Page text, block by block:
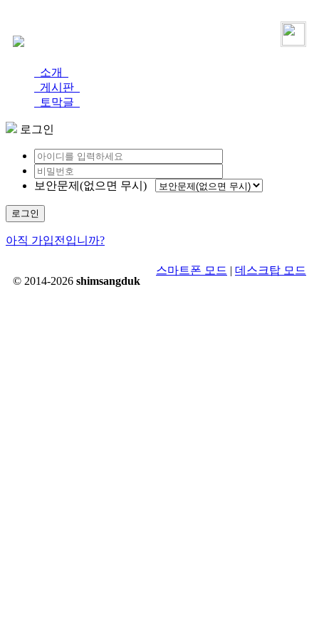
소개
게시판
토막글
로그인
보안문제(없으면 무시)
로그인
아직 가입전입니까?
© 2014-2026 shimsangduk
스마트폰 모드 | 데스크탑 모드